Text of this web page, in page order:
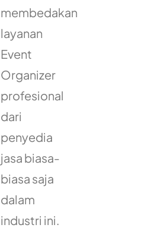
membedakan
layanan
Event
Organizer
profesional
dari
penyedia
jasa biasa-
biasa saja
dalam
industri ini.